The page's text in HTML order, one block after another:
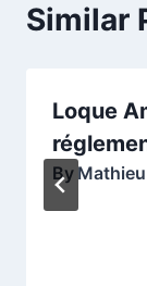
Similar
Loque
By Mathieu